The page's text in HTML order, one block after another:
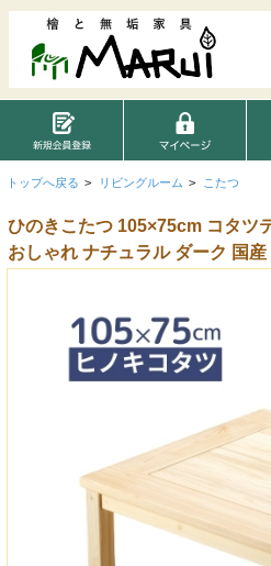
トップへ戻る > リビングルーム > こたつ
ひのきこたつ 105×75cm コタツ
おしゃれ ナチュラル ダーク 国産